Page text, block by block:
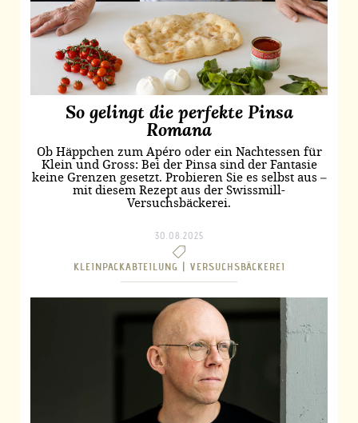
So gelingt die perfekte Pinsa
Romana
Ob Häppchen zum Apéro oder ein Nachtessen für
Klein und Gross: Bei der Pinsa sind der Fantasie
keine Grenzen gesetzt. Probieren Sie es selbst aus –
mit diesem Rezept aus der Swissmill-
Versuchsbäckerei.
30.08.2025
KLEINPACKABTEILUNG | VERSUCHSBÄCKEREI